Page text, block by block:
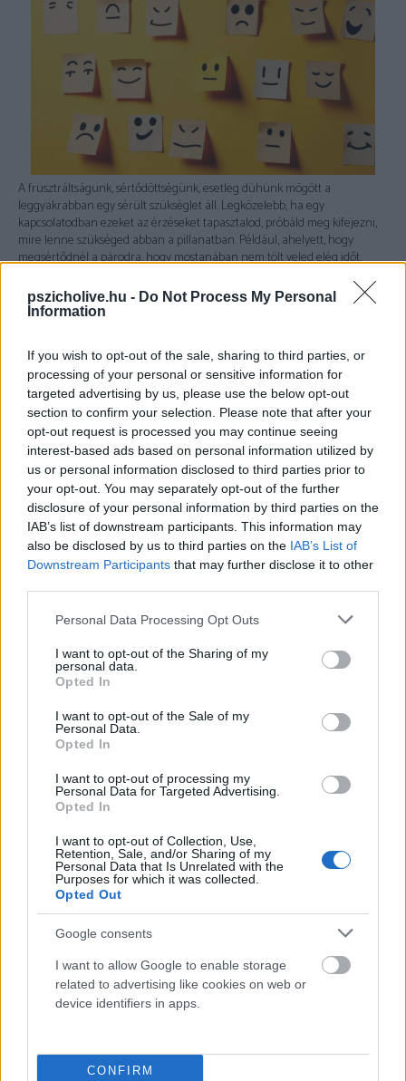
pszicholive.hu - Do Not Process My Personal
Information
If you wish to opt-out of the sale, sharing to third parties, or
processing of your personal or sensitive information for
targeted advertising by us, please use the below opt-out
section to confirm your selection. Please note that after your
opt-out request is processed you may continue seeing
interest-based ads based on personal information utilized by
us or personal information disclosed to third parties prior to
your opt-out. You may separately opt-out of the further
disclosure of your personal information by third parties on the
IAB’s list of downstream participants. This information may
also be disclosed by us to third parties on the IAB’s List of
Downstream Participants that may further disclose it to other
Please note that this website/app uses one or more Google
not limited to your visit or usage behaviour. You may click to
grant or deny consent to Google and its third-party tags to
use your data for below specified purposes in below Google
consent section.
Personal Data Processing Opt Outs
I want to opt-out of the Sharing of my
personal data.
Opted In
I want to opt-out of the Sale of my
Personal Data.
Opted In
I want to opt-out of processing my
Personal Data for Targeted Advertising.
Opted In
I want to opt-out of Collection, Use,
Retention, Sale, and/or Sharing of my
Personal Data that Is Unrelated with the
Purposes for which it was collected.
Opted Out
Google consents
I want to allow Google to enable storage
related to advertising like cookies on web or
device identifiers in apps.
CONFIRM
A frusztráltságunk, sértődöttségünk, esetleg dühünk mögött a
leggyakrabban egy sérült szükséglet áll. Legközelebb, ha egy
kapcsolatodban ezeket az érzéseket tapasztalod, próbáld meg kifejezni,
mire lenne szükséged abban a pillanatban. Például, ahelyett, hogy
megsértődnél a párodra, hogy mostanában nem tölt veled elég időt,
tudj vele kapcsolódni.
Jó, ha tudod magadról, mikor van szükséged egy kis időre egyedül, mert
például fáradt vagy, vagy kedvetlen. Ilyenkor ezt jelezheted a körülötted
lévőknek is, hiszen mindenkinek lehetnek rosszabb napjai vagy időszakai.
Az a fontos, hogy tudatában légy és tudd, ilyenkor mi segít neked és mi
az, amit jobb elkerülni. Például fáradtan vagy kedvetlenül nem a
leghatékonyabb megbeszélni egy konfliktushelyzetet vagy egy
nehezebb témát.
Vállalj felelősséget!
Ha hibázol, ha megbántasz másokat vagy nem megfelelően reagálsz egy
helyzetben, képes vagy bocsánatot kérni és vállalni a felelősséget a
szavaidért és tetteidért? Az érzelmi érettség nem azt jelenti, hogy nem
hibázunk, hogy nem reagálunk olykor túl dolgokat – a lényeg, hogy
törekedj arra, hogy ezeket a helyzeteket aztán felül tudd vizsgálni és
korrigálni, ha szükség van rá.
Beszélj az érzéseidről!
Az érzelmileg érett személy képes felismerni és kifejezni az érzéseit.
Olykor állj meg a napod során és próbáld meg beazonosítani a benned
ez az érzés a testedben? Milyen szükséglettel párosul? Mi az, ami ebben
az érzelmi állapotban jól esik és mi az, amit jobb elkerülni? Ezeknek a
kérdéseknek a rendszeres megválaszolása és egyben az érzelmeid
fejlődéséhez is. Ha ez már jól megy, gyakorold azt is, hogyan tudod
érzéseidet kifejezni és intenzív érzelmeidet hogyan tudod csillapítani. Az
érzelmeid megosztása és tudatosítása mélyíti a kapcsolataidat – nem
csak másokkal, önmagaddal is.
Facebook Twitter
Previous article
AHHOZ, HOGY MEGHALLJÁK
AZT, AMIT MONDASZ
ELHISSZÜK, HOGY JÓ VEZETŐ,